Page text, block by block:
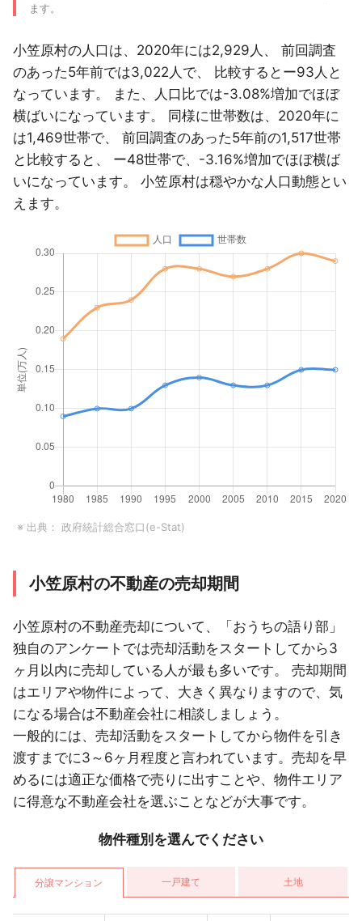
ます。
小笠原村の人口は、2020年には2,929人、 前回調査
のあった5年前では3,022人で、 比較するとー93人と
なっています。 また、人口比では-3.08%増加でほぼ
横ばいになっています。 同様に世帯数は、2020年に
は1,469世帯で、 前回調査のあった5年前の1,517世帯
と比較すると、 ー48世帯で、-3.16%増加でほぼ横ば
いになっています。 小笠原村は穏やかな人口動態とい
えます。
※ 出典： 政府統計総合窓口(e-Stat)
小笠原村の不動産の売却期間
小笠原村の不動産売却について、「おうちの語り部」
独自のアンケートでは売却活動をスタートしてから3
ヶ月以内に売却している人が最も多いです。 売却期間
はエリアや物件によって、大きく異なりますので、気
になる場合は不動産会社に相談しましょう。
一般的には、売却活動をスタートしてから物件を引き
渡すまでに3～6ヶ月程度と言われています。売却を早
めるには適正な価格で売りに出すことや、物件エリア
に得意な不動産会社を選ぶことなどが大事です。
物件種別を選んでください
分譲マンション 一戸建て 土地